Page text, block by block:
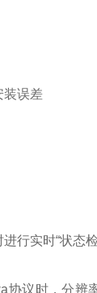
装误差
行实时“状态
协议时，分